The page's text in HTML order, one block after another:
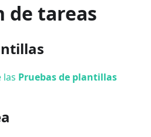
de tareas
las Pruebas de plantillas